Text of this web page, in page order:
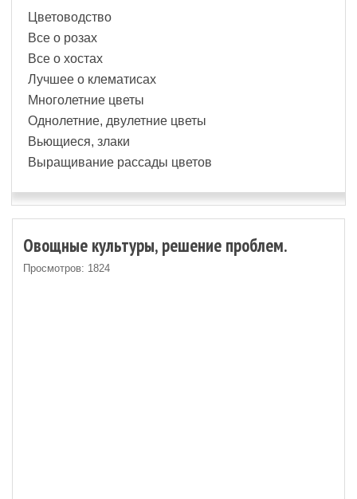
Цветоводство
Все о розах
Все о хостах
Лучшее о клематисах
Многолетние цветы
Однолетние, двулетние цветы
Вьющиеся, злаки
Выращивание рассады цветов
Овощные культуры, решение проблем.
Просмотров: 1824